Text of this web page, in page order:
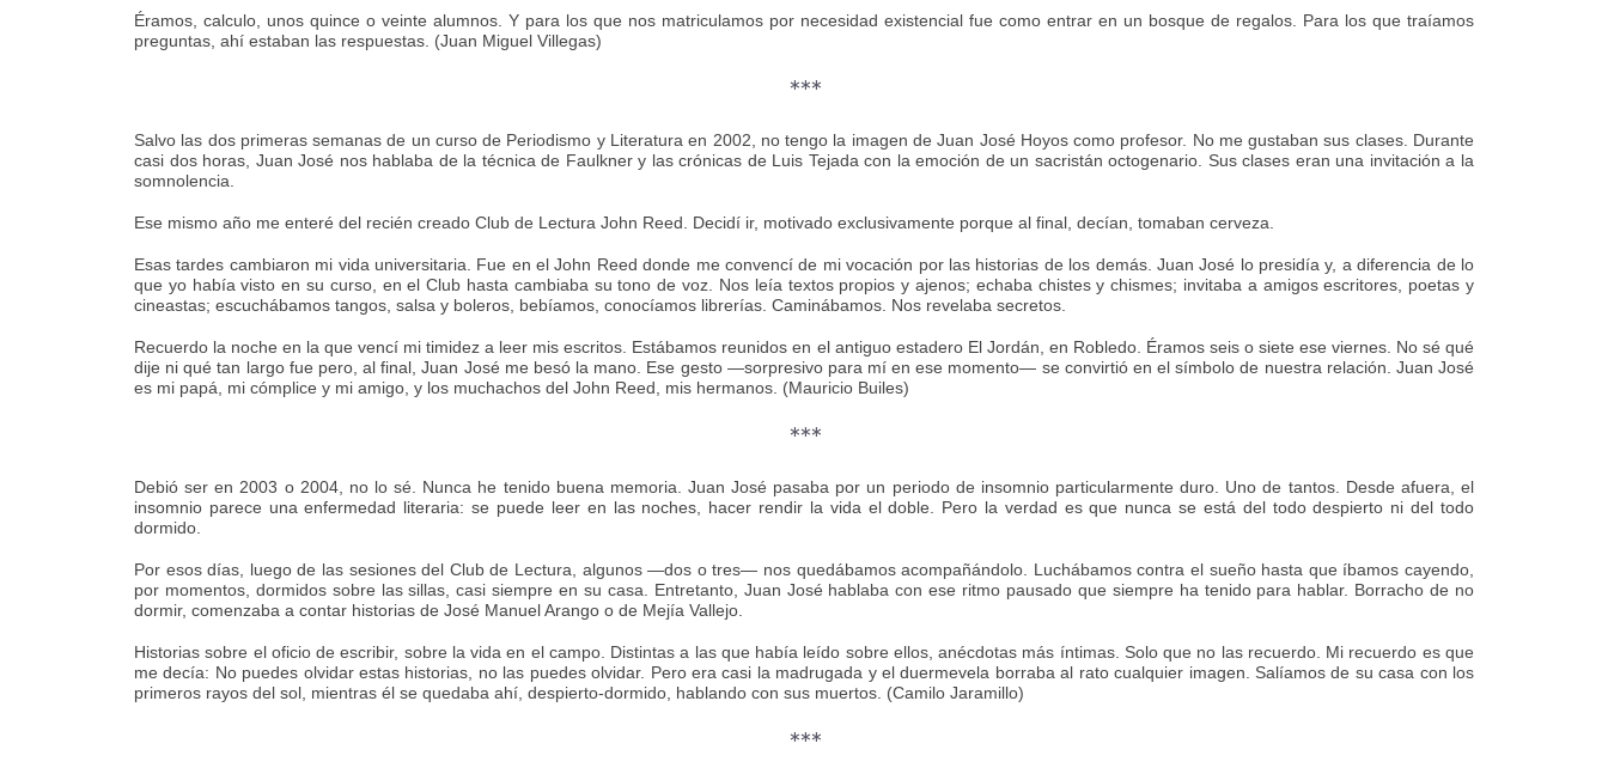
Éramos, calculo, unos quince o veinte alumnos. Y para los que nos matriculamos por necesidad existencial fue como entrar en un bosque de regalos. Para los que traíamos
preguntas, ahí estaban las respuestas. (Juan Miguel Villegas)
***
Salvo las dos primeras semanas de un curso de Periodismo y Literatura en 2002, no tengo la imagen de Juan José Hoyos como profesor. No me gustaban sus clases. Durante
casi dos horas, Juan José nos hablaba de la técnica de Faulkner y las crónicas de Luis Tejada con la emoción de un sacristán octogenario. Sus clases eran una invitación a la
somnolencia.
Ese mismo año me enteré del recién creado Club de Lectura John Reed. Decidí ir, motivado exclusivamente porque al final, decían, tomaban cerveza.
Esas tardes cambiaron mi vida universitaria. Fue en el John Reed donde me convencí de mi vocación por las historias de los demás. Juan José lo presidía y, a diferencia de lo
que yo había visto en su curso, en el Club hasta cambiaba su tono de voz. Nos leía textos propios y ajenos; echaba chistes y chismes; invitaba a amigos escritores, poetas y
cineastas; escuchábamos tangos, salsa y boleros, bebíamos, conocíamos librerías. Caminábamos. Nos revelaba secretos.
Recuerdo la noche en la que vencí mi timidez a leer mis escritos. Estábamos reunidos en el antiguo estadero El Jordán, en Robledo. Éramos seis o siete ese viernes. No sé qué
dije ni qué tan largo fue pero, al final, Juan José me besó la mano. Ese gesto —sorpresivo para mí en ese momento— se convirtió en el símbolo de nuestra relación. Juan José
es mi papá, mi cómplice y mi amigo, y los muchachos del John Reed, mis hermanos. (Mauricio Builes)
***
Debió ser en 2003 o 2004, no lo sé. Nunca he tenido buena memoria. Juan José pasaba por un periodo de insomnio particularmente duro. Uno de tantos. Desde afuera, el
insomnio parece una enfermedad literaria: se puede leer en las noches, hacer rendir la vida el doble. Pero la verdad es que nunca se está del todo despierto ni del todo
dormido.
Por esos días, luego de las sesiones del Club de Lectura, algunos —dos o tres— nos quedábamos acompañándolo. Luchábamos contra el sueño hasta que íbamos cayendo,
por momentos, dormidos sobre las sillas, casi siempre en su casa. Entretanto, Juan José hablaba con ese ritmo pausado que siempre ha tenido para hablar. Borracho de no
dormir, comenzaba a contar historias de José Manuel Arango o de Mejía Vallejo.
Historias sobre el oficio de escribir, sobre la vida en el campo. Distintas a las que había leído sobre ellos, anécdotas más íntimas. Solo que no las recuerdo. Mi recuerdo es que
me decía: No puedes olvidar estas historias, no las puedes olvidar. Pero era casi la madrugada y el duermevela borraba al rato cualquier imagen. Salíamos de su casa con los
primeros rayos del sol, mientras él se quedaba ahí, despierto-dormido, hablando con sus muertos. (Camilo Jaramillo)
***